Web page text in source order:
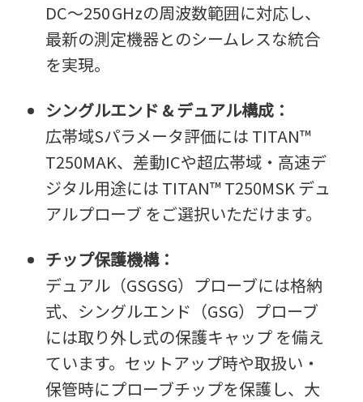
DC〜250 GHzの周波数範囲に対応し、
最新の測定機器とのシームレスな統合
を実現。
シングルエンド & デュアル構成：
広帯域Sパラメータ評価には TITAN™
T250MAK、差動ICや超広帯域・高速デ
ジタル用途には TITAN™ T250MSK デュ
アルプローブ をご選択いただけます。
チップ保護機構：
デュアル（GSGSG）プローブには格納
式、シングルエンド（GSG）プローブ
には取り外し式の保護キャップ を備え
ています。セットアップ時や取扱い・
保管時にプローブチップを保護し、大